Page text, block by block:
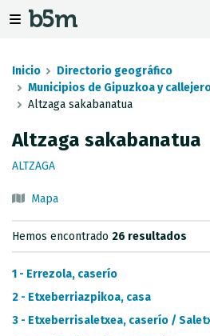
Inicio
Directorio geográfico
Municipios de Gipuzkoa y
Altzaga sakabanatua
Altzaga sakabanatua
ALTZAGA
Mapa
Hemos encontrado 26 resultados
1 - Errezola, caserío
2 - Etxeberriazpikoa, casa
3 - Etxeberrisaletxea, caserío /
CONJUNTOS DE DATOS
SERVICIOS OGC
LÍMITES MUNICIPALES
INVENTARIO DE LEVANTAMIENTOS
G-IRUDIA
MAPAS OFFLINE
MAPAS HD DE GIPUZKOA
RED GNSS EN GIPUZKOA
SEÑALES GEODÉSICAS
DETECCIÓN DE SUBSIDENCIAS